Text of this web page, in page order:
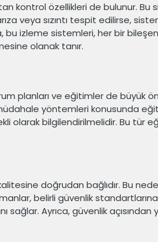
kontrol özellikleri de bulunur. Bu
veya sızıntı tespit edilirse,
bu izleme sistemleri, her bir
olanak tanır.
planları ve eğitimler de büyük
müdahale yöntemleri konusunda
olarak bilgilendirilmelidir. Bu tür
doğrudan bağlıdır. Bu
belirli güvenlik
Ayrıca, güvenlik açısından